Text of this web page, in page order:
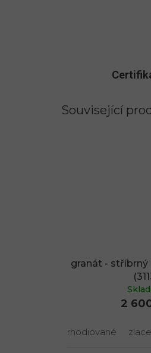
Související
granát -
2
rhodiované